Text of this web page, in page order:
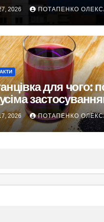
2026 ПОТАПЕНКО
для чого:
усіма
2026 ПОТАПЕНКО